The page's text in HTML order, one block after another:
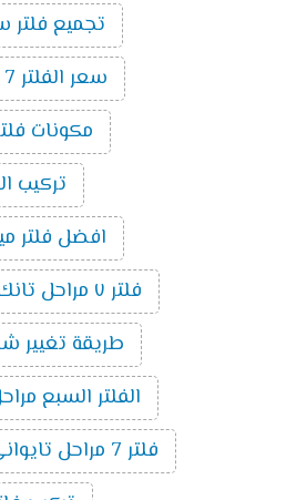
تجميع فلتر
سعر الفلتر 7 مراحل
مكونات فلتر
تركيب
افضل فلتر مياه 7 مراحل
فلتر ٧ مراحل تانك
طريقة تغيير
الفلتر السبع
فلتر 7 مراحل تايواني امريكي